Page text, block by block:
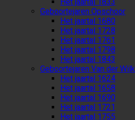
Geboortejaren Opschoor
Het jaartal 1680
Het jaartal 1728
Het jaartal 1761
Het jaartal 1798
Het jaartal 1843
Geboortejaren Van der Wilk
Het jaartal 1624
Het jaartal 1658
Het jaartal 1690
Het jaartal 1721
Het jaartal 1755